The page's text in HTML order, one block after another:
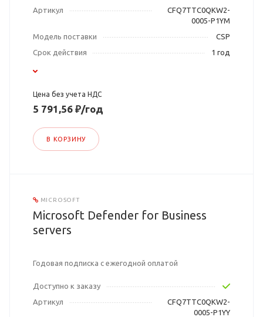
Артикул
CFQ7TTC0QKW2-
0005-P1YM
Модель поставки
CSP
Срок действия
1 год
Цена без учета НДС
5 791,56 ₽/год
В КОРЗИНУ
MICROSOFT
Microsoft Defender for Business
servers
Годовая подписка с ежегодной оплатой
Доступно к заказу
Артикул
CFQ7TTC0QKW2-
0005-P1YY